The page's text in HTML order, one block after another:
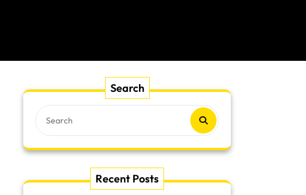
Search
Recent Posts